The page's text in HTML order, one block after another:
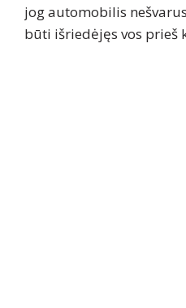
jog automobilis
būti išriedėjęs vos prieš